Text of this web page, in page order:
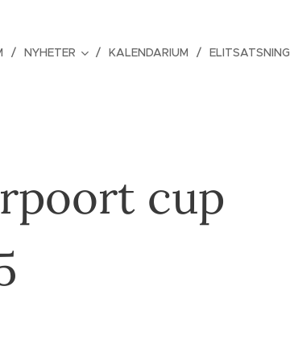
NYHETER KALENDARIUM ELITSATSNING
cup